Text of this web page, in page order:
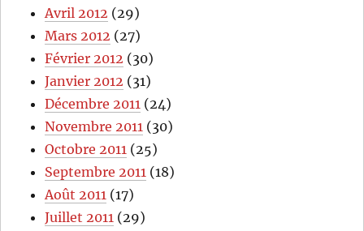
Avril 2012 (29)
Mars 2012 (27)
Février 2012 (30)
Janvier 2012 (31)
Décembre 2011 (24)
Novembre 2011 (30)
Octobre 2011 (25)
Septembre 2011 (18)
Août 2011 (17)
Juillet 2011 (29)